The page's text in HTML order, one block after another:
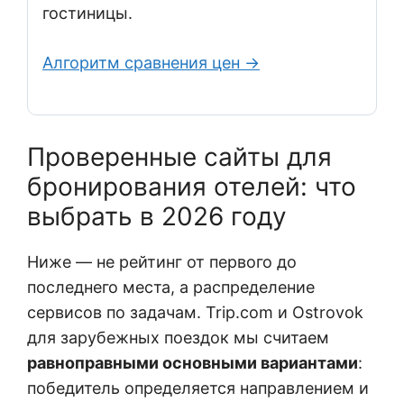
гостиницы.
Алгоритм сравнения цен →
Проверенные сайты для
бронирования отелей: что
выбрать в 2026 году
Ниже — не рейтинг от первого до
последнего места, а распределение
сервисов по задачам. Trip.com и Ostrovok
для зарубежных поездок мы считаем
равноправными основными вариантами:
победитель определяется направлением и